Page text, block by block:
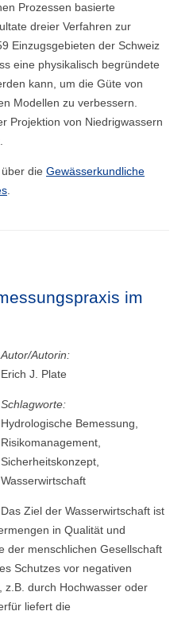
Prozessen basierte
dreier Verfahren zur
Einzugsgebieten der Schweiz
eine physikalisch begründete
kann, um die Güte von
Modellen zu verbessern.
Projektion von Niedrigwassern
die Gewässerkundliche
im
Autor/Autorin:
Erich J. Plate
Schlagworte:
Hydrologische Bemessung,
Risikomanagement,
Sicherheitskonzept,
Wasserwirtschaft
Das Ziel der Wasserwirtschaft ist
in Qualität und
der menschlichen Gesellschaft
Schutzes vor negativen
z.B. durch Hochwasser oder
liefert die